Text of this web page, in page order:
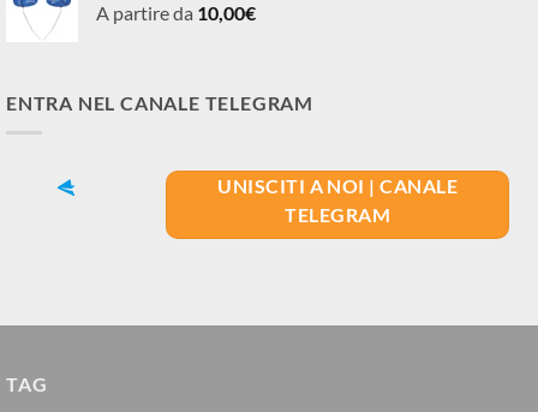
A partire da 10,00€
ENTRA NEL CANALE TELEGRAM
UNISCITI A NOI | CANALE
TELEGRAM
TAG